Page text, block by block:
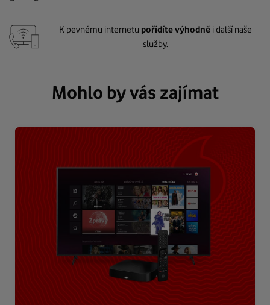
K pevnému internetu pořídíte výhodně i další naše
služby.
Mohlo by vás zajímat